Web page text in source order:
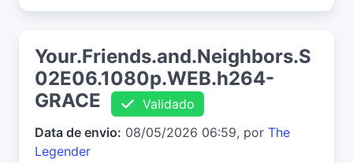
Your.Friends.and.Neighbors.S
02E06.1080p.WEB.h264-
GRACE
Validado
Data de envio: 08/05/2026 06:59, por The
Legender